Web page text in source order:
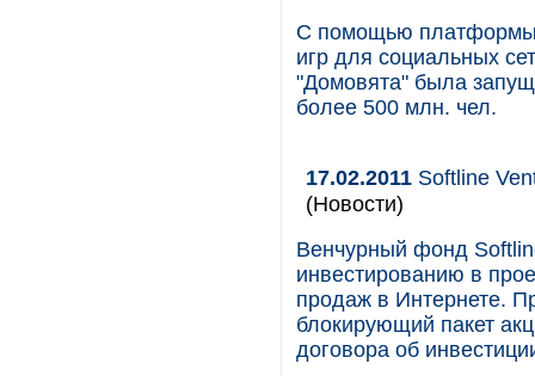
С помощью платформы
игр для социальных
"Домовята" была
более 500 млн. чел.
17.02.2011 Softline
(Новости)
Венчурный фонд
инвестированию в
продаж в Интернете.
блокирующий пакет
договора об